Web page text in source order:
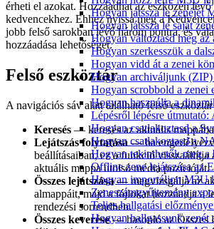
Hogyan játssza le zenéjét
Hogyan játssza le saját
Hogyan változtasd meg
Hogyan szerkesszük a
Hogyan vidd át a zenei
Hogyan archiváljunk (ZIP)
Hogyan scrobbold a zenei
Hogyan használja a
Lépésről lépésre
Hogyan csatlakoztasd a
Hogyan csatlakoztasd a
Hogyan tekinthetők meg a
Offline zene lejátszása az
Hogyan importáljon M3U
Zeneszámgyűjtemény
Teljes hallgatási
Hogyan hallgassunk
érheti el azokat. Hozzáadhat az eszközén lévő
kedvencekhez. Ehhez nyissa meg a
jobb felső sarokban lévő három pontra, és
hozzáadása lehetőséget.
Felső eszköztár
A navigációs sáv alatt található felső
Keresés — keresés az aktuális
Lejátszás folytatása — ha
beállításaiban, ez a funkció visszaállítja
aktuális mappa utolsó média pozícióját.
Összes lejátszása— megvizsgálja az
almappáit, majd a fájlokat hozzáadja a
rendezési sorrendben.
Összes keverése— hasonló az Összes